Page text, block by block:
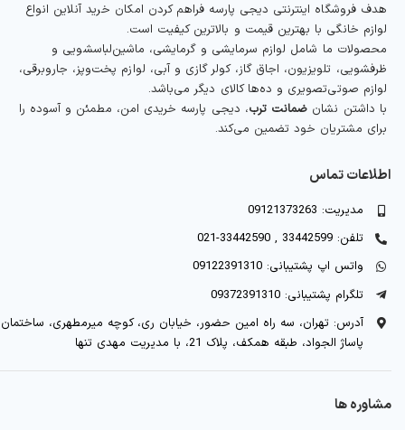
هدف فروشگاه اینترنتی دیجی پارسه فراهم کردن امکان خرید آنلاین انواع
لوازم خانگی با بهترین قیمت و بالاترین کیفیت است.
محصولات ما شامل لوازم سرمایشی و گرمایشی، ماشین‌لباسشویی و
ظرفشویی، تلویزیون، اجاق گاز، کولر گازی و آبی، لوازم پخت‌وپز، جاروبرقی،
لوازم صوتی‌تصویری و ده‌ها کالای دیگر می‌باشد.
با داشتن نشان ضمانت ترب، دیجی پارسه خریدی امن، مطمئن و آسوده را
برای مشتریان خود تضمین می‌کند.
اطلاعات تماس
مدیریت: 09121373263
تلفن: 33442599 , 33442590-021
واتس اپ پشتیبانی: 09122391310
تلگرام پشتیبانی: 09372391310
آدرس: تهران، سه راه امین حضور، خیابان ری، کوچه میرمطهری، ساختمان
پاساژ الجواد، طبقه همکف، پلاک 21، با مدیریت مهدی تنها
مشاوره ها